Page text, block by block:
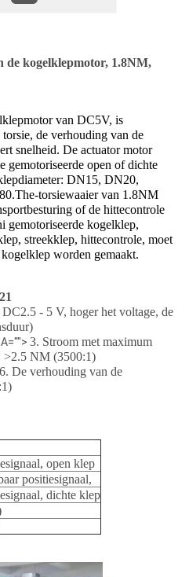
de kogelklepmotor, 1.8NM,
van DC5V, is
de verhouding van de
snelheid. De actuator motor
gemotoriseerde open of dichte
DN15, DN20,
torsiewaaier van 1.8NM
of de hittecontrole
kogelklep,
streekklep, hittecontrole, moet
worden gemaakt.
- 5 V, hoger het voltage, de
3. Stroom met maximum
>2.5 NM (3500:1)
6. De verhouding van de
open klep
positiesignaal,
dichte klep